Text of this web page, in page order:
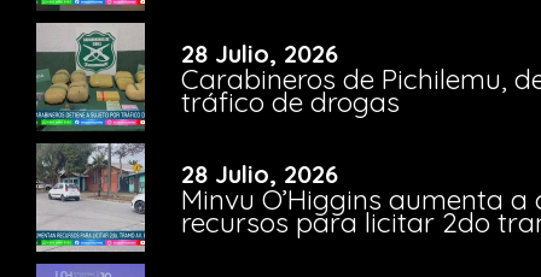
28 Julio, 2026
Carabineros de Pichilemu,
tráfico de drogas
28 Julio, 2026
Minvu O’Higgins aumenta a
recursos para licitar 2do